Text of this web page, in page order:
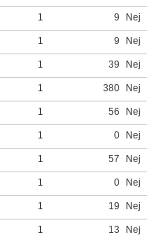
1 9
Nej
1 9
Nej
1 39
Nej
1 380
Nej
1 56
Nej
1 0
Nej
1 57
Nej
1 0
Nej
1 19
Nej
1 13
Nej